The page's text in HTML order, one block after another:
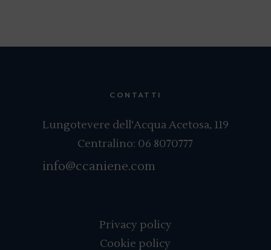
CONTATTI
Lungotevere dell’Acqua Acetosa, 119
Centralino: 06 8070777
info@ccaniene.com
Privacy policy
Cookie policy